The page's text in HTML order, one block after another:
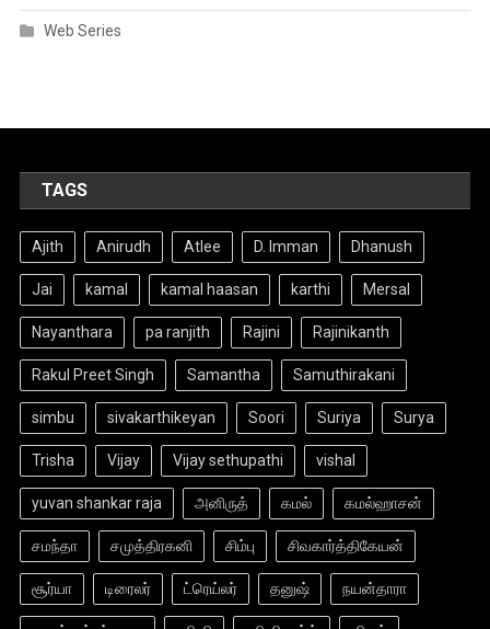
TAGS
Rakul Preet Singh
simbu sivakarthikeyan Soori Suriya Surya
Trisha Vijay Vijay sethupathi vishal
yuvan shankar raja அனிருத் கமல் கமல்ஹாசன்
சமந்தா சமுத்திரகனி சிம்பு சிவகார்த்திகேயன்
சூர்யா டிரைலர் ட்ரெய்லர் தனுஷ் நயன்தாரா
யுவன் சங்கர் ராஜா ரஜினி ரஜினிகாந்த் விஜய்
விஜய் சேதுபதி விஷால்
|Theme: News Portal byMystery Themes.
About Us
Privacy Policy Terms & Conditions